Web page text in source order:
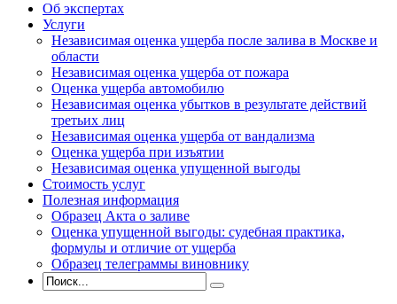
Об экспертах
Услуги
Независимая оценка ущерба после залива в Москве и
области
Независимая оценка ущерба от пожара
Оценка ущерба автомобилю
Независимая оценка убытков в результате действий
третьих лиц
Независимая оценка ущерба от вандализма
Оценка ущерба при изъятии
Независимая оценка упущенной выгоды
Стоимость услуг
Полезная информация
Образец Акта о заливе
Оценка упущенной выгоды: судебная практика,
формулы и отличие от ущерба
Образец телеграммы виновнику